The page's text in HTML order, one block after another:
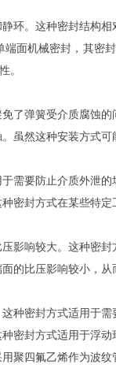
环。这种密封结构
面机械密封，其
。
了弹簧受介质腐蚀
虽然这种安装方式
需要防止介质外泄
密封方式在某些特
影响较大。这种密
的比压影响较小，
种密封方式适用于需
密封方式适用于浮动
聚四氟乙烯作为波